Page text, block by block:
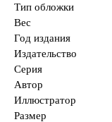
Тип обложки
Вес
Год издания
Издательство
Серия
Автор
Иллюстратор
Размер